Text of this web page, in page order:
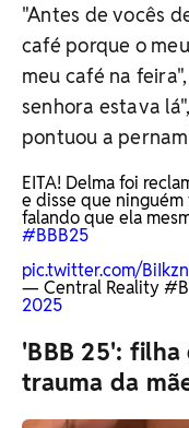
"Antes de vocês
café porque o
meu café na
senhora estava
pontuou a
EITA! Delma foi
e disse que
falando que ela
#BBB25
pic.twitter.com/
— Central Reality
2025
'BBB 25': filha
trauma da